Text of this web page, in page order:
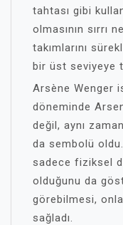
tahtası gibi
olmasının sırrı
takımlarını
bir üst seviyeye
Arsène Wenger
döneminde
değil, aynı
da sembolü
sadece fiziksel
olduğunu da
görebilmesi,
sağladı.